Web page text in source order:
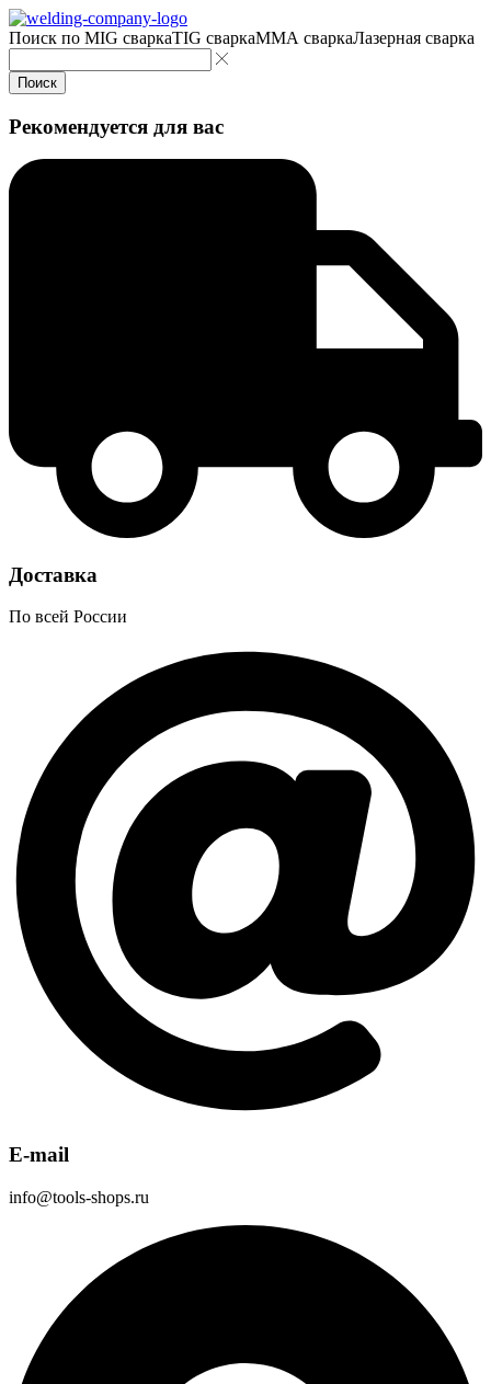
Поиск по MIG сваркаTIG сваркаMMA сваркаЛазерная сварка
Поиск
Рекомендуется для вас
Доставка
По всей России
E-mail
info@tools-shops.ru